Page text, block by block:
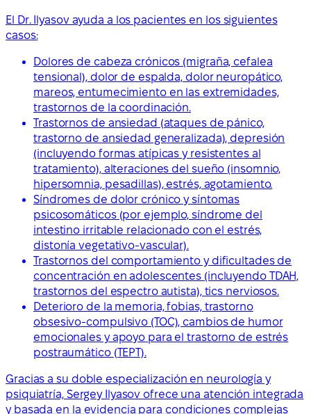
El Dr. Ilyasov ayuda a los pacientes en los siguientes
casos:
Dolores de cabeza crónicos (migraña, cefalea
tensional), dolor de espalda, dolor neuropático,
mareos, entumecimiento en las extremidades,
trastornos de la coordinación.
Trastornos de ansiedad (ataques de pánico,
trastorno de ansiedad generalizada), depresión
(incluyendo formas atípicas y resistentes al
tratamiento), alteraciones del sueño (insomnio,
hipersomnia, pesadillas), estrés, agotamiento.
Síndromes de dolor crónico y síntomas
psicosomáticos (por ejemplo, síndrome del
intestino irritable relacionado con el estrés,
distonía vegetativo-vascular).
Trastornos del comportamiento y dificultades de
concentración en adolescentes (incluyendo TDAH,
trastornos del espectro autista), tics nerviosos.
Deterioro de la memoria, fobias, trastorno
obsesivo-compulsivo (TOC), cambios de humor
emocionales y apoyo para el trastorno de estrés
postraumático (TEPT).
Gracias a su doble especialización en neurología y
psiquiatría, Sergey Ilyasov ofrece una atención integrada
y basada en la evidencia para condiciones complejas